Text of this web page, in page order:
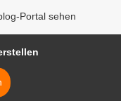
Portal sehen